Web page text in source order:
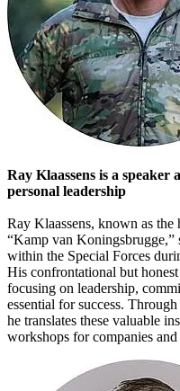
Ray Klaassens is a
personal leadership
Ray Klaassens, known as
“Kamp van Koningsbrugge,”
within the Special Forces
His confrontational but
focusing on leadership,
essential for success.
he translates these valuable
workshops for companies